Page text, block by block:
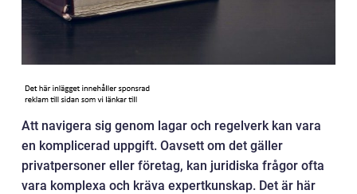
Att navigera sig genom lagar och regelverk kan vara
en komplicerad uppgift. Oavsett om det gäller
privatpersoner eller företag, kan juridiska frågor ofta
vara komplexa och kräva expertkunskap. Det är här